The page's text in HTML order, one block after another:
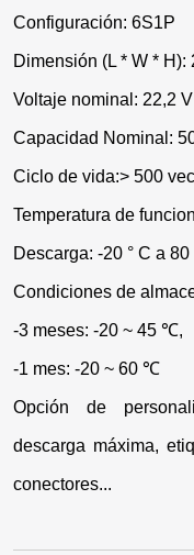
Configuración: 6S1P
Dimensión (L * W * H):
Voltaje nominal: 22,2 V
Capacidad Nominal:
Ciclo de vida:> 500
Temperatura de
Descarga: -20 ° C a 80
Condiciones de
-3 meses: -20 ~ 45 ℃,
-1 mes: -20 ~ 60 ℃
Opción de
descarga máxima,
conectores...